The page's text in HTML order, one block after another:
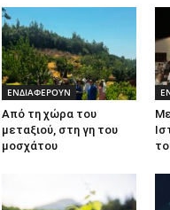
ΕΝΔΙΑΦΕΡΟΥΝ
Από τη χώρα του
μεταξιού, στη γη του
μοσχάτου